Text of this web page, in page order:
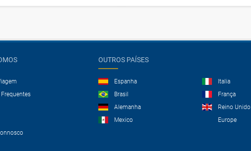
OUTROS PAÍSES
Espanha
Italia
Brasil
França
Alemanha
Reino Unido
Mexico
Europe